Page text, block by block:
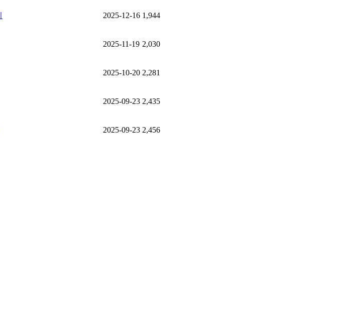
2025-12-16 1,944
2025-11-19 2,030
2025-10-20 2,281
2025-09-23 2,435
2025-09-23 2,456